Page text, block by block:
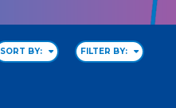
SORT BY: FILTER BY: